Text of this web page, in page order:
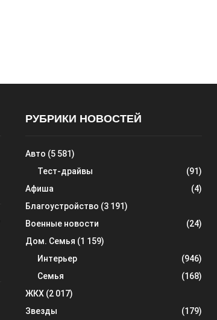
РУБРИКИ НОВОСТЕЙ
Авто (5 581)
Тест-драйвы
(91)
Афиша
(4)
Благоустройство (3 191)
Военные новости
(24)
Дом. Семья (1 159)
Интерьер
(946)
Семья
(168)
ЖКХ(2 017)
Звезды
(179)